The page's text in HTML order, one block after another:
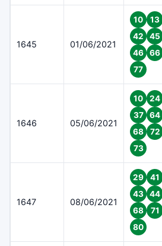
1645 01/06/2021
10
13
42
45
46
66
77
1646 05/06/2021
10
24
37
64
68
72
73
1647 08/06/2021
29
41
43
44
68
71
80